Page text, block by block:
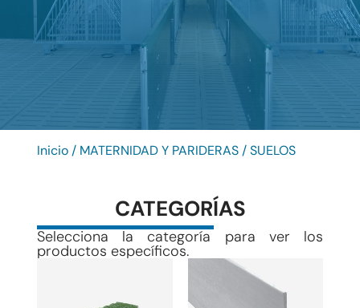
Inicio/ MATERNIDAD Y PARIDERAS/ SUELOS
CATEGORÍAS
Selecciona la categoría para ver los
productos específicos.